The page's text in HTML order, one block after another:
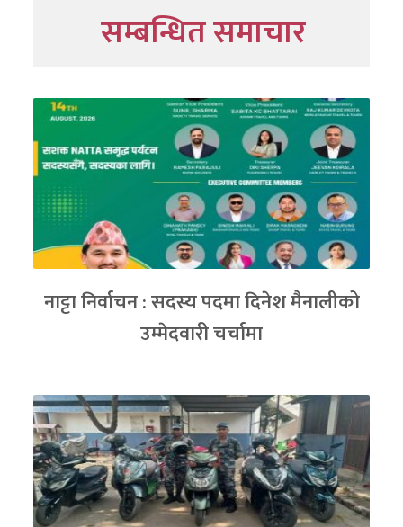
सम्बन्धित समाचार
नाट्टा निर्वाचन : सदस्य पदमा दिनेश मैनालीको
उम्मेदवारी चर्चामा